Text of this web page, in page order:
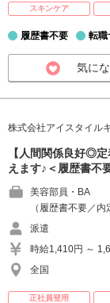
スキンケア
履歴書不要 転職
気に
株式会社アイスタイル
【人間関係良好◎
えます♪＜履歴書不
美容部員・BA
（履歴書不要／
派遣
時給1,410円 ～
全国
正社員登用